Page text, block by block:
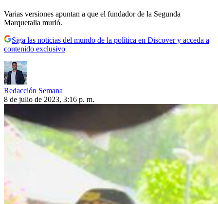
Varias versiones apuntan a que el fundador de la Segunda
Marquetalia murió.
Siga las noticias del mundo de la política en Discover y acceda a
contenido exclusivo
Redacción Semana
8 de julio de 2023, 3:16 p. m.